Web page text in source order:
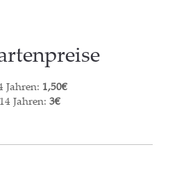
Jah­ren: 1,50€
Jah­ren: 3€